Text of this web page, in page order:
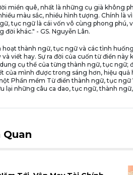
miền quê, nhất là những cụ già không
màu sắc, nhiều hình tượng. Chính
tục ngữ là cái vốn vô cùng phong phú,
đời khác." - GS. Nguyễn Lân.
hoạt thành ngữ, tục ngữ và các tình
viết hay. Sự ra đời của cuốn từ điển
cụ thể của từng thành ngữ, tục ngữ;
của mình được trong sáng hơn, hiệu
Phần mềm Từ điển thành ngữ, tục
lại những câu ca dao, tục ngữ, thành
Quan